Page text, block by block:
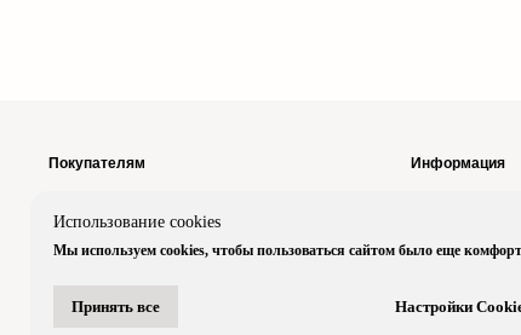
Использование cookies
Мы используем cookies, чтобы пользоваться сайтом было еще
Принять все Настройки
оферты
Политика
Информация
Размерная
Покупателям
Подарочные